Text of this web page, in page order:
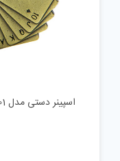
اسپینر دستی مدل 001